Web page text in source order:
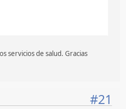
servicios de salud. Gracias
#21